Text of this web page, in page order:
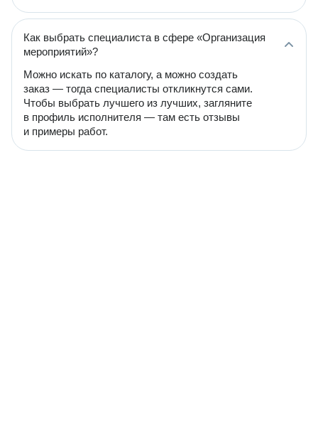
Как выбрать специалиста в сфере «Организация
мероприятий»?
Можно искать по каталогу, а можно создать
заказ — тогда специалисты откликнутся сами.
Чтобы выбрать лучшего из лучших, загляните
в профиль исполнителя — там есть отзывы
и примеры работ.